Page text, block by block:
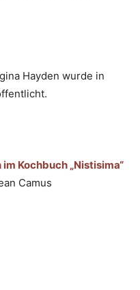
Hayden wurde in
Kochbuch „Nistisima“
Camus